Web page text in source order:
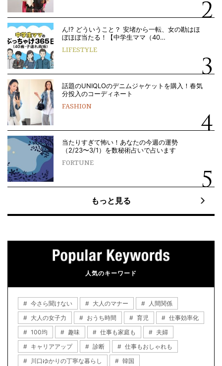
ん!? どういうこと？ 安堵から一転、女の勘はほ
ぼほぼ当たる！【中学生ママ（40…
LIFESTYLE
話題のUNIQLOのデニムジャケットを購入！春気
分投入のコーディネート
FASHION
当たりすぎて怖い！あなたの今週の運勢
（2/23〜3/1）を数秘術占いで占います
FORTUNE
もっと見る
人気のキーワード
今さら聞けない 大人のマナー
人間関係
大人の女子力
おうち時間 育児
仕事効率化
100均
趣味 仕事も家庭も
夫婦
キャリアアップ
診断
仕事もおしゃれも
川口ゆかりの丁寧な暮らし
韓国